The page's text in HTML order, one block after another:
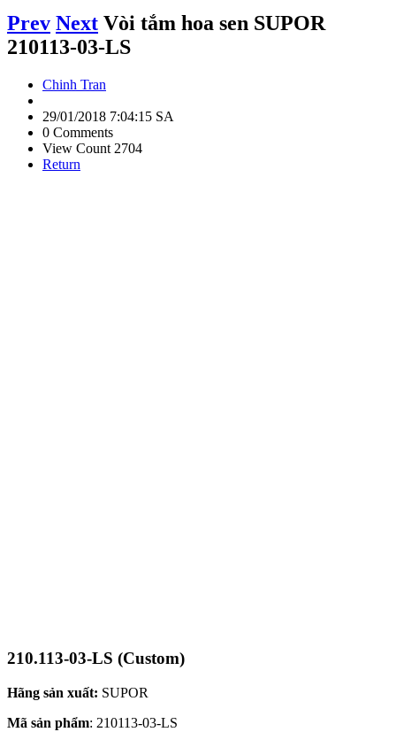
Prev Next Vòi tắm hoa sen SUPOR
210113-03-LS
Chinh Tran
29/01/2018 7:04:15 SA
0 Comments
View Count 2704
Return
210.113-03-LS (Custom)
Hãng sản xuất: SUPOR
Mã sản phẩm: 210113-03-LS